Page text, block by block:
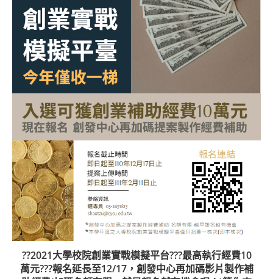
??2021大學校院創業實戰模擬平台???最高執行經費10
萬元???報名延長至12/17，創發中心再加碼影片製作補